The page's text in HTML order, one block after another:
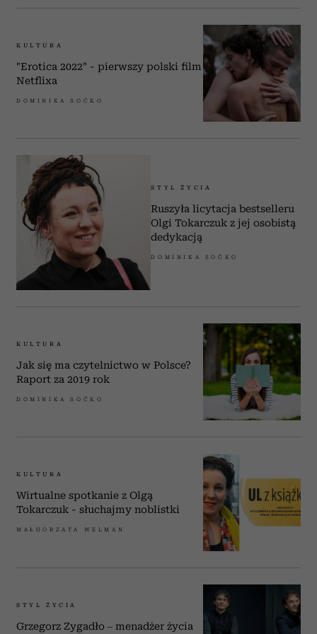
KULTURA
"Erotica 2022" - pierwszy polski film
Netflixa
DOMINIKA SOĆKO
STYL ŻYCIA
Ruszyła licytacja bestselleru
Olgi Tokarczuk z jej osobistą
dedykacją
DOMINIKA SOĆKO
KULTURA
Jak się ma czytelnictwo w Polsce?
Raport za 2019 rok
DOMINIKA SOĆKO
KULTURA
Wirtualne spotkanie z Olgą
Tokarczuk - słuchajmy noblistki
MAŁGORZATA WELMAN
STYL ŻYCIA
Grzegorz Zygadło – menadżer życia